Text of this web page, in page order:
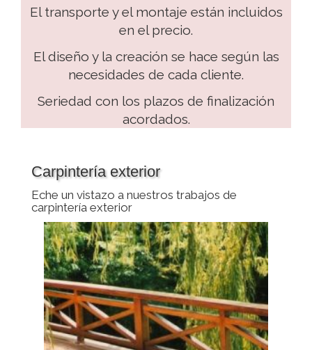
El transporte y el montaje están incluidos
en el precio.
El diseño y la creación se hace según las
necesidades de cada cliente.
Seriedad con los plazos de finalización
acordados.
Carpintería exterior
Eche un vistazo a nuestros trabajos de
carpintería exterior
Anterior